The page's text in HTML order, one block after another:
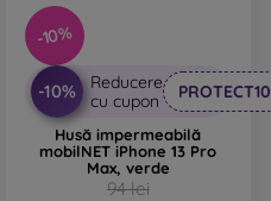
-10%
-10%
Reducere
cu cupon
PROTECT10
Husă impermeabilă
mobilNET iPhone 13 Pro
Max, verde
94 lei